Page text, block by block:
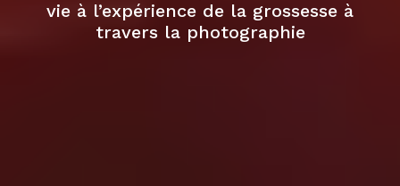
vie à l’expérience de la grossesse à
travers la photographie